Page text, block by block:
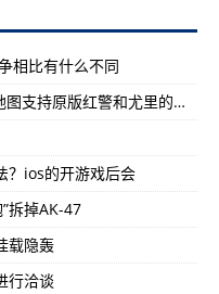
相比有什么不同
《红色警戒2地图》编辑器就是自制地图支持原版红警和尤里的复仇
？ios的开游戏后会
拆掉AK-47
载隐轰
行洽谈